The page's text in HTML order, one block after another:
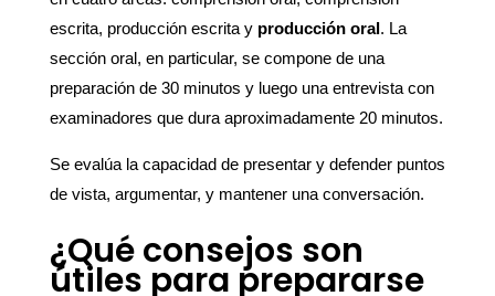
escrita, producción escrita y producción oral. La
sección oral, en particular, se compone de una
preparación de 30 minutos y luego una entrevista con
examinadores que dura aproximadamente 20 minutos.
Se evalúa la capacidad de presentar y defender puntos
de vista, argumentar, y mantener una conversación.
¿Qué consejos son
útiles para prepararse